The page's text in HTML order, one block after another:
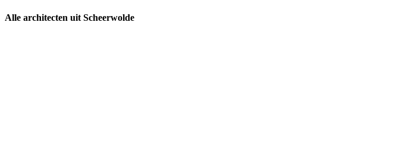
Alle architecten uit Scheerwolde